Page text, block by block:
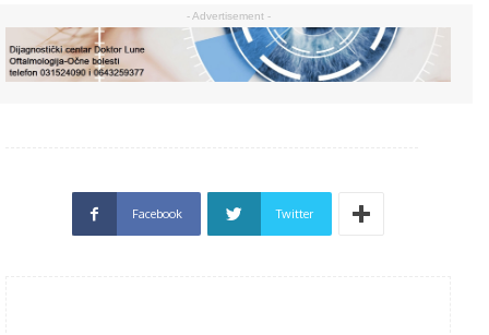
- Advertisement -
Facebook Twitter